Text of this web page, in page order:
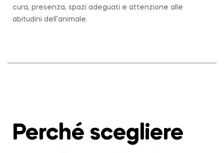
cura, presenza, spazi adeguati e attenzione alle
abitudini dell’animale.
Perché scegliere